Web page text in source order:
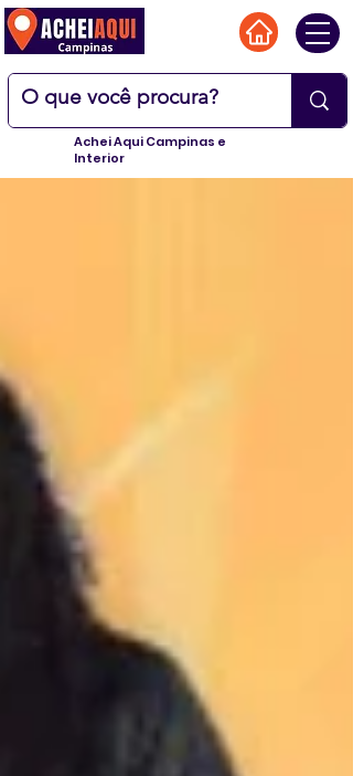
Achei Aqui Campinas e
Interior